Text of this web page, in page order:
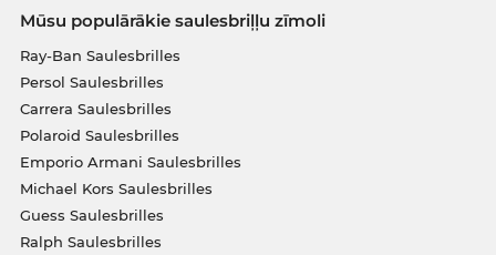
Mūsu populārākie saulesbriļļu zīmoli
Ray-Ban Saulesbrilles
Persol Saulesbrilles
Carrera Saulesbrilles
Polaroid Saulesbrilles
Emporio Armani Saulesbrilles
Michael Kors Saulesbrilles
Guess Saulesbrilles
Ralph Saulesbrilles